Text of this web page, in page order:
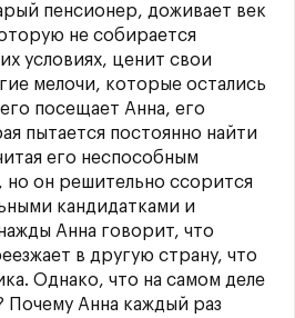
пенсионер, доживает век
не собирается
условиях, ценит свои
мелочи, которые остались
посещает Анна, его
пытается постоянно найти
его неспособным
но он решительно ссорится
кандидатками и
Анна говорит, что
в другую страну, что
Однако, что на самом деле
Почему Анна каждый раз